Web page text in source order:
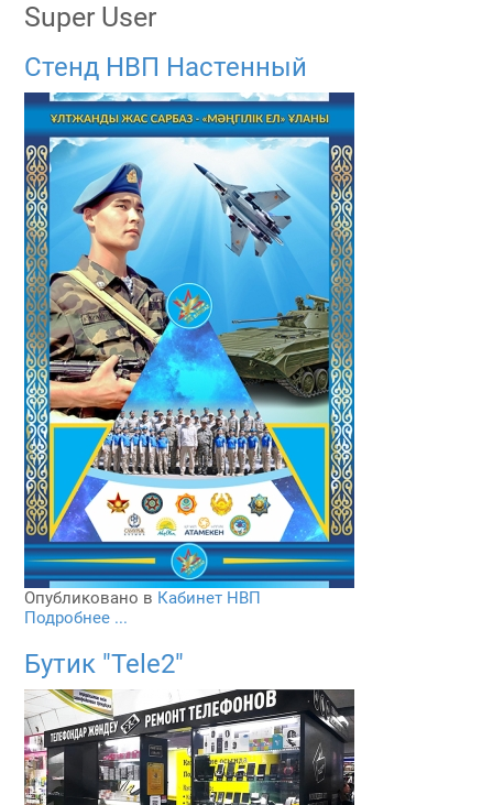
Super User
Стенд НВП Настенный
Опубликовано в Кабинет НВП
Подробнее ...
Бутик "Tele2"